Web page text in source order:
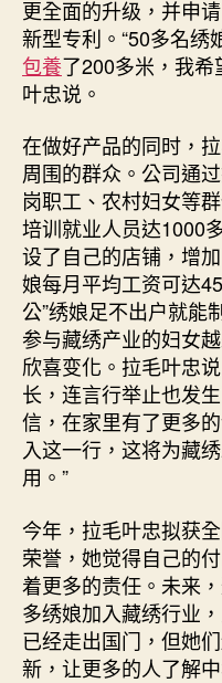
更全面的升级，并申
新型专利。“50多名绣
包養了200多米，我希
叶忠说。
在做好产品的同时，
周围的群众。公司通
岗职工、农村妇女等
培训就业人员达1000
设了自己的店铺，增
娘每月平均工资可达
公”绣娘足不出户就
参与藏绣产业的妇女
欣喜变化。拉毛叶忠
长，连言行举止也发
信，在家里有了更多
入这一行，这将为藏
用。”
今年，拉毛叶忠拟获
荣誉，她觉得自己的
着更多的责任。未来
多绣娘加入藏绣行业
已经走出国门，但她
新，让更多的人了解